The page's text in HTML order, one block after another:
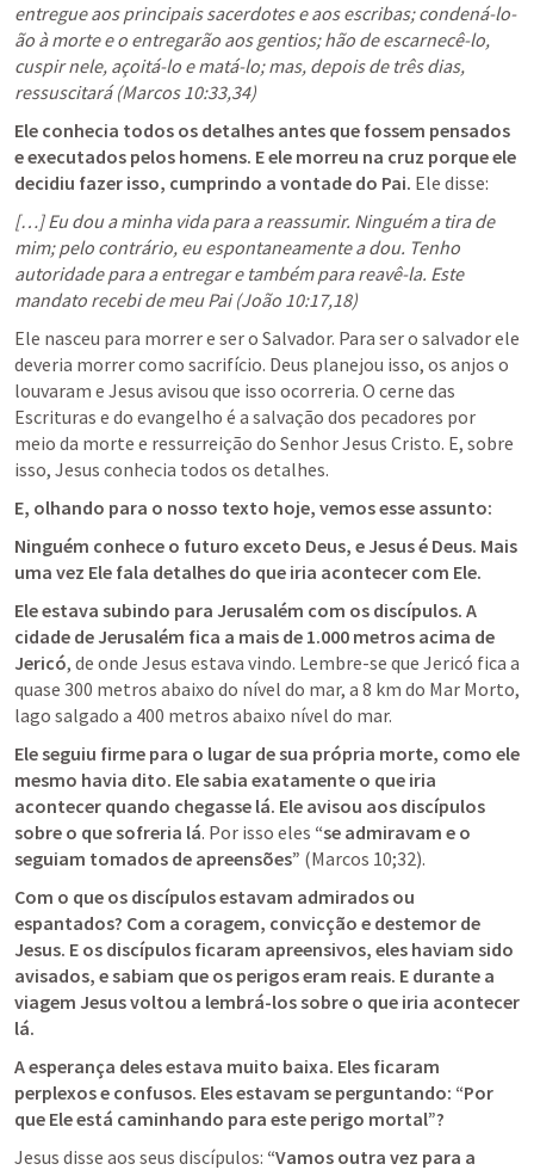
entregue aos principais sacerdotes e aos escribas; condená-lo-
ão à morte e o entregarão aos gentios; hão de escarnecê-lo,
cuspir nele, açoitá-lo e matá-lo; mas, depois de três dias,
ressuscitará (Marcos 10:33,34)
Ele conhecia todos os detalhes antes que fossem pensados
e executados pelos homens. E ele morreu na cruz porque ele
decidiu fazer isso, cumprindo a vontade do Pai. Ele disse:
[…] Eu dou a minha vida para a reassumir. Ninguém a tira de
mim; pelo contrário, eu espontaneamente a dou. Tenho
autoridade para a entregar e também para reavê-la. Este
mandato recebi de meu Pai (João 10:17,18)
Ele nasceu para morrer e ser o Salvador. Para ser o salvador ele
deveria morrer como sacrifício. Deus planejou isso, os anjos o
louvaram e Jesus avisou que isso ocorreria. O cerne das
Escrituras e do evangelho é a salvação dos pecadores por
meio da morte e ressurreição do Senhor Jesus Cristo. E, sobre
isso, Jesus conhecia todos os detalhes.
E, olhando para o nosso texto hoje, vemos esse assunto:
Ninguém conhece o futuro exceto Deus, e Jesus é Deus. Mais
uma vez Ele fala detalhes do que iria acontecer com Ele.
Ele estava subindo para Jerusalém com os discípulos. A
cidade de Jerusalém fica a mais de 1.000 metros acima de
Jericó, de onde Jesus estava vindo. Lembre-se que Jericó fica a
quase 300 metros abaixo do nível do mar, a 8 km do Mar Morto,
lago salgado a 400 metros abaixo nível do mar.
Ele seguiu firme para o lugar de sua própria morte, como ele
mesmo havia dito. Ele sabia exatamente o que iria
acontecer quando chegasse lá. Ele avisou aos discípulos
sobre o que sofreria lá. Por isso eles “se admiravam e o
seguiam tomados de apreensões” (Marcos 10;32).
Com o que os discípulos estavam admirados ou
espantados? Com a coragem, convicção e destemor de
Jesus. E os discípulos ficaram apreensivos, eles haviam sido
avisados, e sabiam que os perigos eram reais. E durante a
viagem Jesus voltou a lembrá-los sobre o que iria acontecer
lá.
A esperança deles estava muito baixa. Eles ficaram
perplexos e confusos. Eles estavam se perguntando: “Por
que Ele está caminhando para este perigo mortal”?
Jesus disse aos seus discípulos: “Vamos outra vez para a